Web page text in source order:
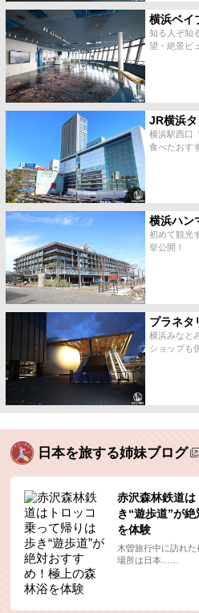
横浜ベイ
知る人ぞ知
望・絶景ビ
JR横浜
横浜駅西口
食べたおす
横浜ハン
初めて観光
挙公開！
プラネタ
横浜みなと
ショップも
日本を旅する姉妹ブログ
赤沢森林鉄道
き“遊歩道”が
を体験
木曽旅行中に訪れ
場所は日本……